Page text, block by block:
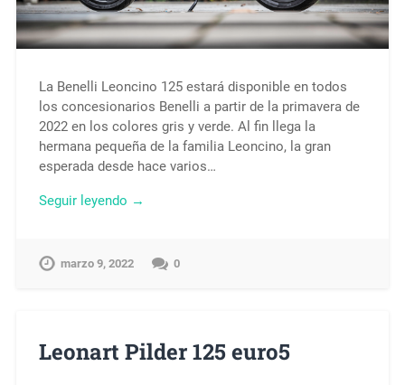
La Benelli Leoncino 125 estará disponible en todos
los concesionarios Benelli a partir de la primavera de
2022 en los colores gris y verde. Al fin llega la
hermana pequeña de la familia Leoncino, la gran
esperada desde hace varios…
Seguir leyendo →
marzo 9, 2022 0
Leonart Pilder 125 euro5